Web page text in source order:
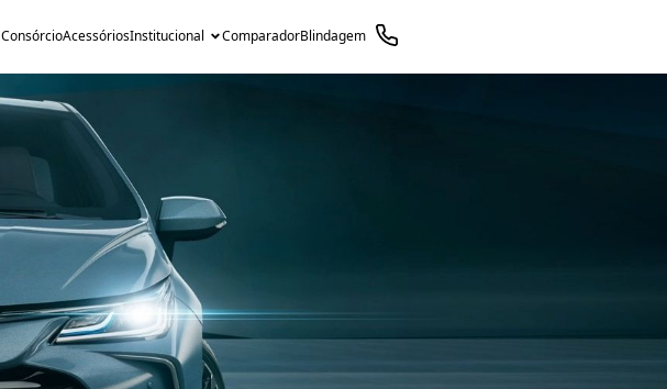
ConsórcioAcessóriosInstitucional ComparadorBlindagem